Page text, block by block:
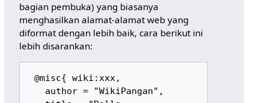
bagian pembuka) yang biasanya
menghasilkan alamat-alamat web yang
diformat dengan lebih baik, cara berikut ini
lebih disarankan:
@misc{ wiki:xxx,